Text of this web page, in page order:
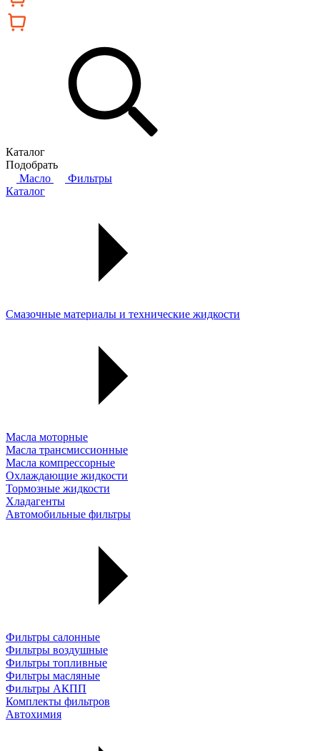
Каталог
Подобрать
Масло
Фильтры
Каталог
Смазочные материалы и технические жидкости
Масла моторные
Масла трансмиссионные
Масла компрессорные
Охлаждающие жидкости
Тормозные жидкости
Хладагенты
Автомобильные фильтры
Фильтры салонные
Фильтры воздушные
Фильтры топливные
Фильтры масляные
Фильтры АКПП
Комплекты фильтров
Автохимия